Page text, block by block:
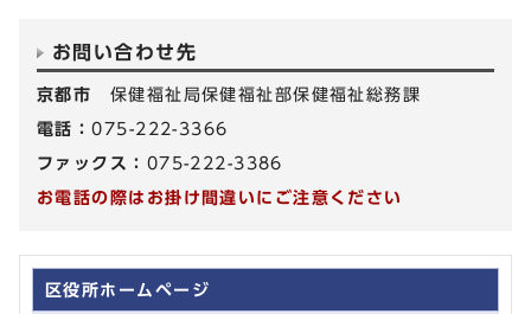
お問い合わせ先
京都市 保健福祉局保健福祉部保健福祉総務課
電話：075-222-3366
ファックス： 075-222-3386
お電話の際はお掛け間違いにご注意ください
区役所ホームページ